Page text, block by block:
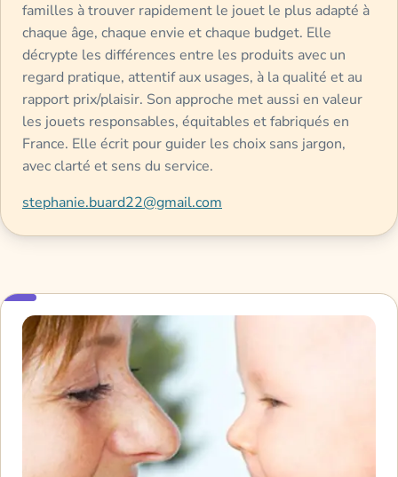
familles à trouver rapidement le jouet le plus adapté à
chaque âge, chaque envie et chaque budget. Elle
décrypte les différences entre les produits avec un
regard pratique, attentif aux usages, à la qualité et au
rapport prix/plaisir. Son approche met aussi en valeur
les jouets responsables, équitables et fabriqués en
France. Elle écrit pour guider les choix sans jargon,
avec clarté et sens du service.
stephanie.buard22@gmail.com